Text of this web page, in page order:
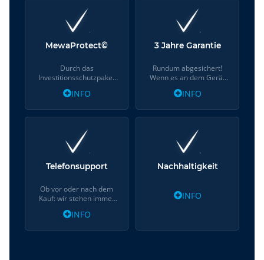
MewaProtect©
Durch das
Investitionsschutzpaket
MewaProtect©...
INFO
3 Jahre Garantie
Rundum abgesichert!
Wenn es an dem Gerät
einmal...
INFO
Telefonsupport
Ob vor oder nach dem
Kauf: wir stehen immer
mit...
INFO
Nachhaltigkeit
INFO